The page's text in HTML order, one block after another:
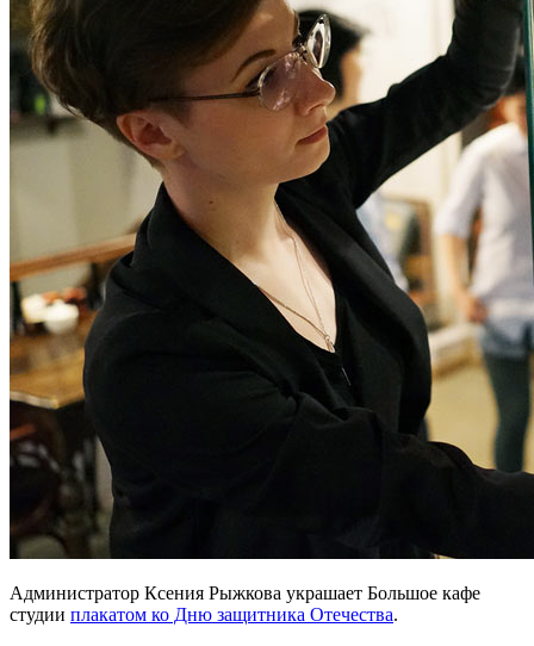
Администратор Ксения Рыжкова украшает Большое кафе
студии плакатом ко Дню защитника Отечества.